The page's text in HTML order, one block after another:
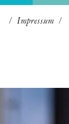
Impressum